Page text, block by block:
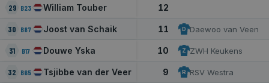
29 B23 William Touber 12
30 B87 Joost van Schaik 11 D Daewoo van Veen
31 B17 Douwe Yska 10 Z ZWH Keukens
32 B65 Tsjibbe van der Veer 9 R RSV Westra
bezoekers de website gebruiken, bijv. analytische
cookies. Deze cookies kunnen niet worden gebruikt
om een bepaalde bezoeker direct te identificeren.
NAAM
DOMEIN
VERVALDATUM